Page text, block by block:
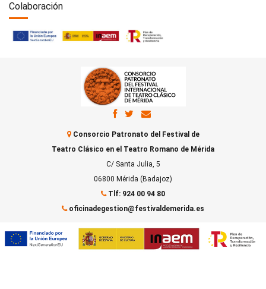
Colaboración
Consorcio Patronato del Festival de
Teatro Clásico en el Teatro Romano de Mérida
C/ Santa Julia, 5
06800 Mérida (Badajoz)
Tlf: 924 00 94 80
oficinadegestion@festivaldemerida.es